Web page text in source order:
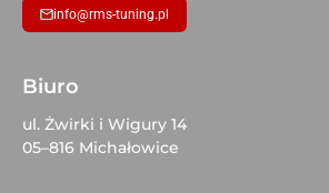
info@rms-tuning.pl
Biuro
ul. Żwirki i Wigury 14
05–816 Michałowice